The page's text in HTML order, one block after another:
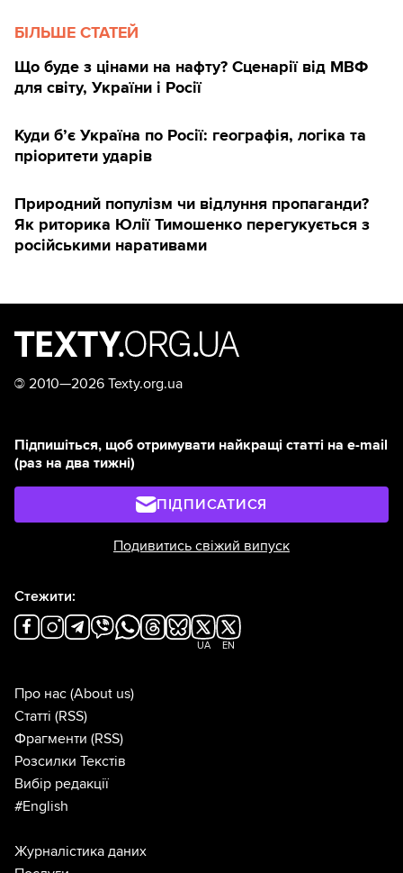
БІЛЬШЕ СТАТЕЙ
Що буде з цінами на нафту? Сценарії від МВФ
для світу, України і Росії
Куди б’є Україна по Росії: географія, логіка та
пріоритети ударів
Природний популізм чи відлуння пропаганди?
Як риторика Юлії Тимошенко перегукується з
російськими наративами
© 2010—2026 Texty.org.ua
Підпишіться, щоб отримувати найкращі статті на e-mail
(раз на два тижні)
ПІДПИСАТИСЯ
Подивитись свіжий випуск
Стежити:
UA EN
Про нас (About us)
Статті (RSS)
Фрагменти (RSS)
Розсилки Текстів
Вибір редакції
#English
Журналістика даних